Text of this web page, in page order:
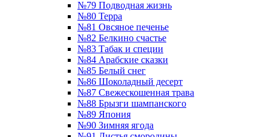
№79 Подводная жизнь
№80 Терра
№81 Овсяное печенье
№82 Белкино счастье
№83 Табак и специи
№84 Арабские сказки
№85 Белый снег
№86 Шоколадный десерт
№87 Свежескошенная трава
№88 Брызги шампанского
№89 Япония
№90 Зимняя ягода